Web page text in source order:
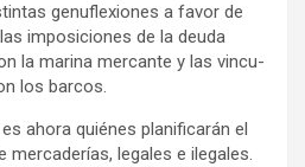
genu­fle­xio­nes a favor de
impo­si­cio­nes de la deuda
la marina mer­cante y las vin­cu­
los bar­cos.
ahora quié­nes pla­ni­fi­ca­rán el
mer­ca­de­rías, lega­les e ile­ga­les.